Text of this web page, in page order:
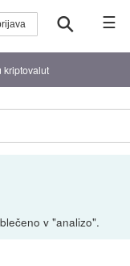
☰
kriptovalut
v "analizo".